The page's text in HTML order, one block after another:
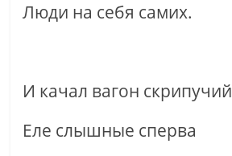
Люди на себя самих.
И качал вагон скрипучий
Еле слышные сперва